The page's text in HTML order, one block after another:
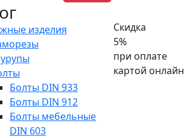
изделия
Болты DIN 933
Болты DIN 912
Болты мебельные
DIN 603
Скидка
5%
при оплате
картой онлайн